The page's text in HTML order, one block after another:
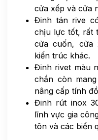
cửa xếp và cửa
Đinh tán rive
chịu lực tốt, rất
cửa cuốn, cửa
kiến trúc khác.
Đinh rivet màu
chắn còn
nâng cấp tính
Đinh rút inox
lĩnh vực gia
tôn và các biển